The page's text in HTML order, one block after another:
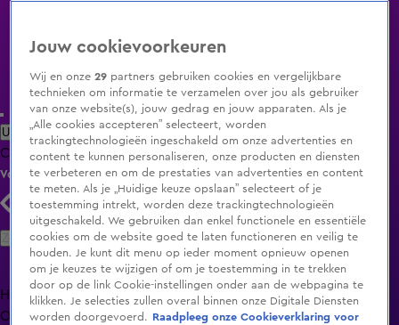
Uitzending Gemist Populaire programma's Zenders Genres
ClipsFilmsRadioSmart TV inlogShop
Volg KIJK
Zoeken
HomeUitzending Gemist Programma's De Bondgenoten
OranjezomerLivestreamsShop
Jouw cookievoorkeuren
Wij en onze29 partners gebruiken cookies en vergelijkbare
technieken om informatie te verzamelen over jou als gebruiker
van onze website(s), jouw gedrag en jouw apparaten. Als je
„Alle cookies accepteren” selecteert, worden
trackingtechnologieën ingeschakeld om onze advertenties en
content te kunnen personaliseren, onze producten en diensten
te verbeteren en om de prestaties van advertenties en content
te meten. Als je „Huidige keuze opslaan” selecteert of je
toestemming intrekt, worden deze trackingtechnologieën
uitgeschakeld. We gebruiken dan enkel functionele en essentiële
cookies om de website goed te laten functioneren en veilig te
houden. Je kunt dit menu op ieder moment opnieuw openen
om je keuzes te wijzigen of om je toestemming in te trekken
door op de link Cookie-instellingen onder aan de webpagina te
klikken. Je selecties zullen overal binnen onze Digitale Diensten
worden doorgevoerd.
Raadpleeg onze Cookieverklaring voor